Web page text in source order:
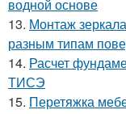
водной основе
13. Монтаж
разным типам
14. Расчет
ТИСЭ
15. Перетяжка